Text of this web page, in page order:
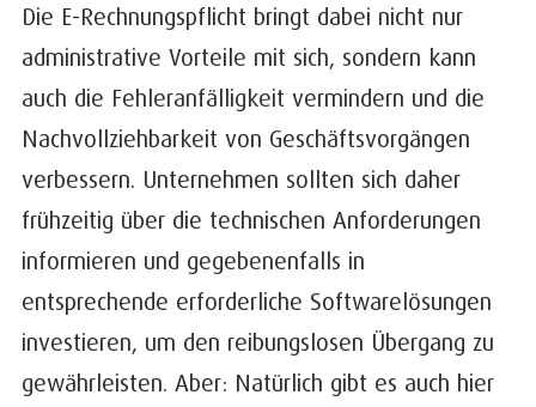
Die E-Rechnungspflicht bringt dabei nicht nur
administrative Vorteile mit sich, sondern kann
auch die Fehleranfälligkeit vermindern und die
Nachvollziehbarkeit von Geschäftsvorgängen
verbessern. Unternehmen sollten sich daher
frühzeitig über die technischen Anforderungen
informieren und gegebenenfalls in
entsprechende erforderliche Softwarelösungen
investieren, um den reibungslosen Übergang zu
gewährleisten. Aber: Natürlich gibt es auch hier